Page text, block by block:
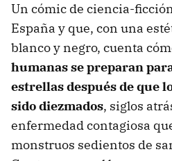
Un cómic de ciencia-
España y que, con una
blanco y negro, cuenta
humanas se preparan
estrellas después de que
sido diezmados, siglos
enfermedad contagiosa
monstruos sedientos de